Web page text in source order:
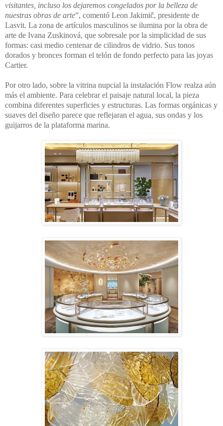
visitantes, incluso los dejaremos congelados por la belleza de
nuestras obras de arte”, comentó Leon Jakimič, presidente de
Lasvit. La zona de artículos masculinos se ilumina por la obra de
arte de Ivana Zuskinová, que sobresale por la simplicidad de sus
formas: casi medio centenar de cilindros de vidrio. Sus tonos
dorados y bronces forman el telón de fondo perfecto para las joyas
Cartier.
Por otro lado, sobre la vitrina nupcial la instalación Flow realza aún
más el ambiente. Para celebrar el paisaje natural local, la pieza
combina diferentes superficies y estructuras. Las formas orgánicas y
suaves del diseño parece que reflejaran el agua, sus ondas y los
guijarros de la plataforma marina.